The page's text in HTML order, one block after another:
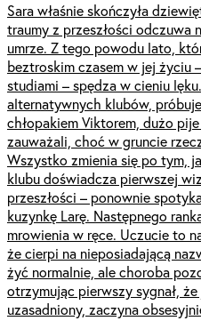
Sara właśnie skończyła
traumy z przeszłości odczuwa
umrze. Z tego powodu lato,
beztroskim czasem w jej życiu
studiami – spędza w cieniu
alternatywnych klubów,
chłopakiem Viktorem, dużo
zauważali, choć w gruncie
Wszystko zmienia się po tym,
klubu doświadcza pierwszej
przeszłości – ponownie
kuzynkę Larę. Następnego
mrowienia w ręce. Uczucie to
że cierpi na nieposiadającą
żyć normalnie, ale choroba
otrzymując pierwszy sygnał,
uzasadniony, zaczyna